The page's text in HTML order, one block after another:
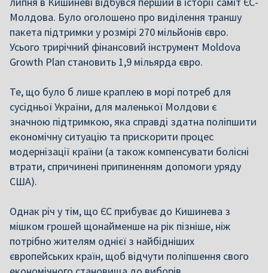
Молдова. Було оголошено про виділення траншу
пакета підтримки у розмірі 270 мільйонів євро.
Усього трирічний фінансовий інструмент Moldova
Growth Plan становить 1,9 мільярда євро.
Те, що було б лише краплею в морі потреб для
сусідньої України, для маленької Молдови є
значною підтримкою, яка справді здатна поліпшити
економічну ситуацію та прискорити процес
модернізації країни (а також компенсувати болісні
втрати, спричинені припиненням допомоги уряду
США).
Однак річ у тім, що ЄС прибуває до Кишинева з
мішком грошей щонайменше на рік пізніше, ніж
потрібно жителям однієї з найбідніших
європейських країн, щоб відчути поліпшення свого